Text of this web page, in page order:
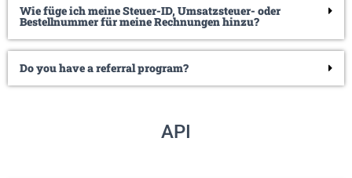
Wie füge ich meine Steuer-ID, Umsatzsteuer- oder
Bestellnummer für meine Rechnungen hinzu?
Do you have a referral program?
API